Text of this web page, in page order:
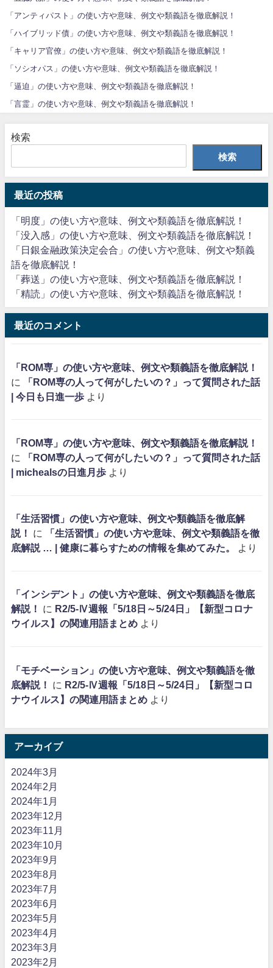
「アンティパスト」の使い方や意味、例文や類義語を徹底解説！
「ハイブリッド債」の使い方や意味、例文や類義語を徹底解説！
「キャリア官僚」の使い方や意味、例文や類義語を徹底解説！
「ソシオパス」の使い方や意味、例文や類義語を徹底解説！
「逼迫」の使い方や意味、例文や類義語を徹底解説！
「言霊」の使い方や意味、例文や類義語を徹底解説！
検索
検索
最近の投稿
「明度」の使い方や意味、例文や類義語を徹底解説！
「没入感」の使い方や意味、例文や類義語を徹底解説！
「日銀金融政策決定会合」の使い方や意味、例文や類義
語を徹底解説！
「葬送」の使い方や意味、例文や類義語を徹底解説！
「精読」の使い方や意味、例文や類義語を徹底解説！
最近のコメント
「ROM専」の使い方や意味、例文や類義語を徹底解説！
に
「ROM専の人って何がしたいの？」って質問された話
| 今日も日進一歩 より
「ROM専」の使い方や意味、例文や類義語を徹底解説！
に
「ROM専の人って何がしたいの？」って質問された話
| michealsの日進月歩 より
「生活習慣」の使い方や意味、例文や類義語を徹底解
説！
に
「生活習慣」の使い方や意味、例文や類義語を徹
底解説 … | 健康に暮らすための情報を集めてみた。
より
「インシデント」の使い方や意味、例文や類義語を徹底
解説！
に R2/5-Ⅳ週報「5/18日～5/24日」【新型コロナ
ウイルス】の関連用語まとめ より
「モチベーション」の使い方や意味、例文や類義語を徹
底解説！
に R2/5-Ⅳ週報「5/18日～5/24日」【新型コロ
ナウイルス】の関連用語まとめ より
アーカイブ
2024年3月
2024年2月
2024年1月
2023年12月
2023年11月
2023年10月
2023年9月
2023年8月
2023年7月
2023年6月
2023年5月
2023年4月
2023年3月
2023年2月